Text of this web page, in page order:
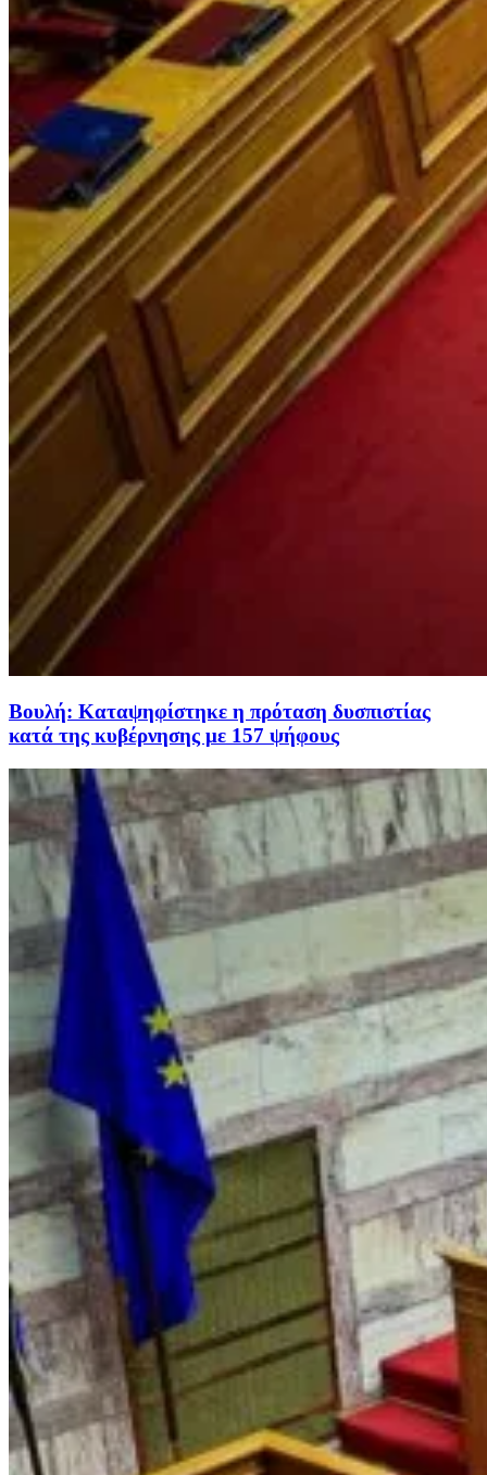
Βουλή: Καταψηφίστηκε η πρόταση δυσπιστίας
κατά της κυβέρνησης με 157 ψήφους